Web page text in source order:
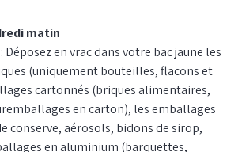
matin
en vrac dans votre bac jaune les
(uniquement bouteilles, flacons et
cartonnés (briques alimentaires,
en carton), les emballages
conserve, aérosols, bidons de sirop,
en aluminium (barquettes,